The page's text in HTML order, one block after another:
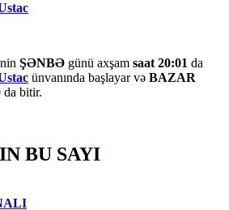
ŞƏNBƏ günü axşam saat 20:01 da
ünvanında başlayar və BAZAR
da bitir.
BU SAYI